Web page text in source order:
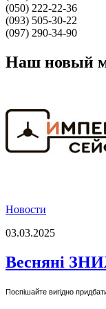
(050) 222-22-36
(093) 505-30-22
(097) 290-34-90
Наш новый
Новости
03.03.2025
Весняні
Поспішайте вигідно